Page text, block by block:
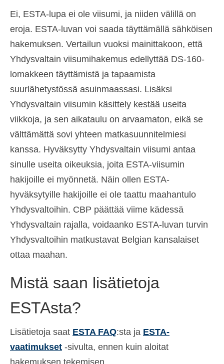
Ei, ESTA-lupa ei ole viisumi, ja niiden välillä on
eroja. ESTA-luvan voi saada täyttämällä sähköisen
hakemuksen. Vertailun vuoksi mainittakoon, että
Yhdysvaltain viisumihakemus edellyttää DS-160-
lomakkeen täyttämistä ja tapaamista
suurlähetystössä asuinmaassasi. Lisäksi
Yhdysvaltain viisumin käsittely kestää useita
viikkoja, ja sen aikataulu on arvaamaton, eikä se
välttämättä sovi yhteen matkasuunnitelmiesi
kanssa. Hyväksytty Yhdysvaltain viisumi antaa
sinulle useita oikeuksia, joita ESTA-viisumin
hakijoille ei myönnetä. Näin ollen ESTA-
hyväksytyille hakijoille ei ole taattu maahantulo
Yhdysvaltoihin. CBP päättää viime kädessä
Yhdysvaltain rajalla, voidaanko ESTA-luvan turvin
Yhdysvaltoihin matkustavat Belgian kansalaiset
ottaa maahan.
Mistä saan lisätietoja
ESTAsta?
Lisätietoja saat ESTA FAQ:sta ja ESTA-
vaatimukset -sivulta, ennen kuin aloitat